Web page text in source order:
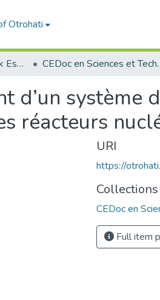
Otrohati
Université Abdelmalek Essaâdi - Tétouan CEDoc en Sciences
d’un système
réacteurs
URI
https://
Collections
CEDoc en
Full item